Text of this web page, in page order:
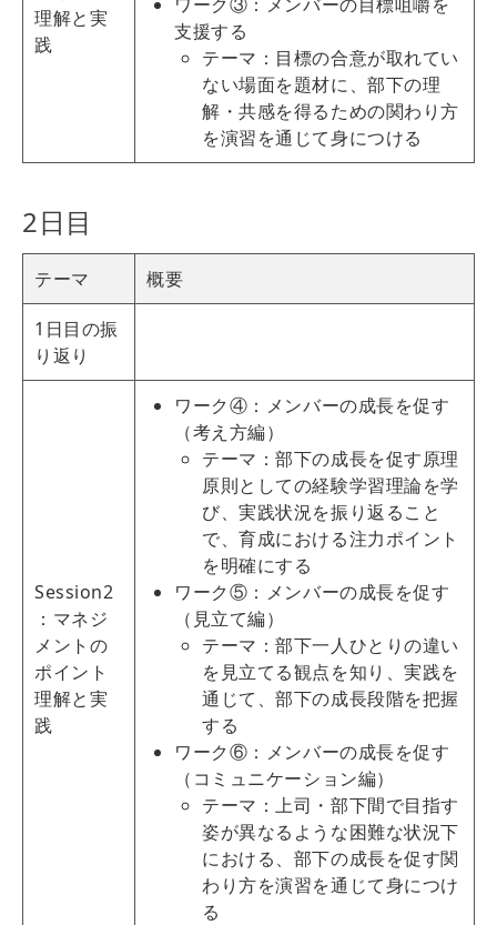
理解と実
践
支援する
テーマ：目標の合意が取れてい
ない場面を題材に、部下の理
解・共感を得るための関わり方
を演習を通じて身につける
2日目
テーマ 概要
1日目の振
り返り
Session2
：マネジ
メントの
ポイント
理解と実
践
ワーク④：メンバーの成長を促す
（考え方編）
テーマ：部下の成長を促す原理
原則としての経験学習理論を学
び、実践状況を振り返ること
で、育成における注力ポイント
を明確にする
ワーク⑤：メンバーの成長を促す
（見立て編）
テーマ：部下一人ひとりの違い
を見立てる観点を知り、実践を
通じて、部下の成長段階を把握
する
ワーク⑥：メンバーの成長を促す
（コミュニケーション編）
テーマ：上司・部下間で目指す
姿が異なるような困難な状況下
における、部下の成長を促す関
わり方を演習を通じて身につけ
る